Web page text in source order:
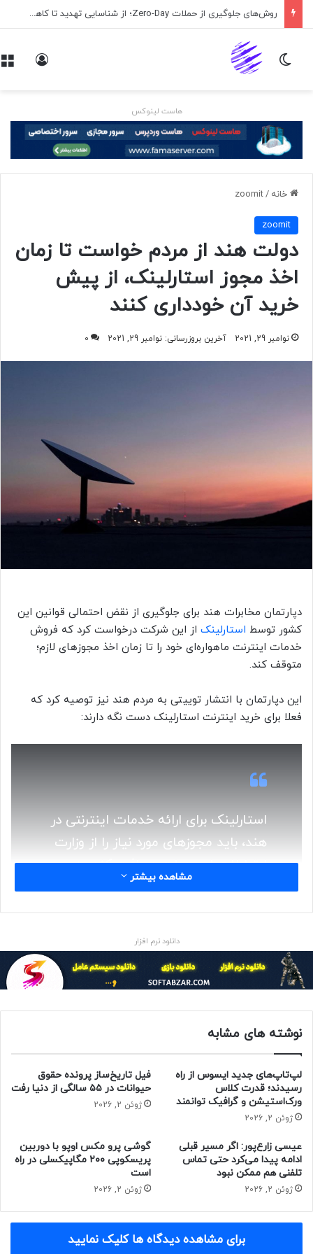
اپلیکیشن پیام‌رسان ایکس در راه است
تغییر پوسته
هاست لینوکس
خانه /
zoomit
zoomit
دولت هند از مردم خواست تا زمان
اخذ مجوز استارلینک، از پیش
خرید آن خودداری کنند
نوامبر 29, 2021 آخرین بروزرسانی: نوامبر 29, 2021 0
دپارتمان مخابرات هند برای جلوگیری از نقض احتمالی قوانین این
کشور توسط استارلینک از این شرکت درخواست کرد که فروش
خدمات اینترنت ماهواره‌ای خود را تا زمان اخذ مجوزهای لازم؛
متوقف کند.
این دپارتمان با انتشار توییتی به مردم هند نیز توصیه کرد که
فعلا برای خرید اینترنت استارلینک دست نگه دارند:
استارلینک برای ارائه خدمات اینترنتی در
هند، باید مجوزهای مورد نیاز را از وزارت
ارتباطات این دولت دریافت کند. به
عموم مردم توصیه می‌شود که فعلا برای
خرید اشتراک اینترنت ارائه شده توسط
به گزارشverge، هند از شرکت استارلینک نیز درخواست کرده تا از
پیش‌سفارش‌ها را تا زمانی اخذ مجوز از دولت هند، متوقف کند.
دولت هند در آوریل ۲۰۲۱ (فروردین ۱۴۰۰) برای جلوگیری از نقض
قوانین و خدمات این شرکت پرداخت و بنا به درخواست انجمن
پهنای باند هند (BIF) تا زمان اخذ مجوز‌های لازم، پیش‌فروش
دستگا‌های استارلینک را متوقف کرد.
مقاله‌های مرتبط:
نسخه جدید دیش ماهواره‌ای استارلینک کوچک‌تر و سبک‌تر
مشاهده بیشتر
دانلود نرم افزار
نوشته های مشابه
لپ‌تاپ‌های جدید ایسوس از راه
رسیدند؛ قدرت کلاس
ورک‌استیشن و گرافیک توانمند
ژوئن 2, 2026
فیل تاریخ‌ساز پرونده حقوق
حیوانات در ۵۵ سالگی از دنیا رفت
ژوئن 2, 2026
عیسی زارع‌پور: اگر مسیر قبلی
ادامه پیدا می‌کرد حتی تماس
تلفنی هم ممکن نبود
ژوئن 2, 2026
گوشی پرو مکس اوپو با دوربین
پریسکوپی ۲۰۰ مگاپیکسلی در راه
است
ژوئن 2, 2026
برای مشاهده دیدگاه ها کلیک نمایید